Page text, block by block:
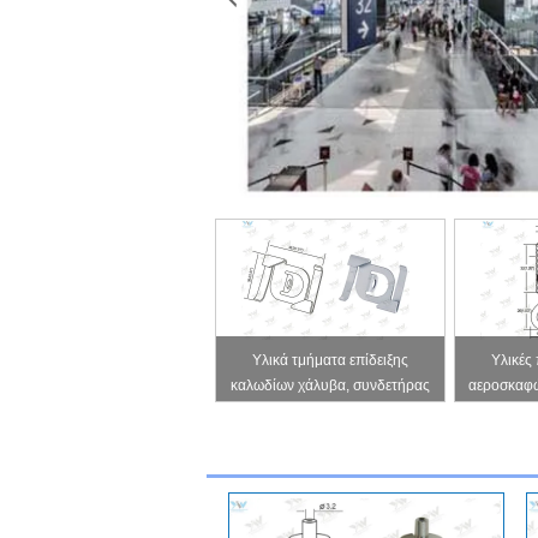
Υλικά τμήματα επίδειξης
καλωδίων χάλυβα, συνδετήρας